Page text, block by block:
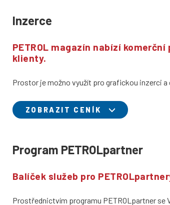
Inzerce
PETROL magazín nabízí
klienty.
Prostor je možno využít pro grafickou inzerci
ZOBRAZIT CENÍK
Program PETROLpartner
Balíček služeb pro
Prostřednictvím programu PETROLpartner se